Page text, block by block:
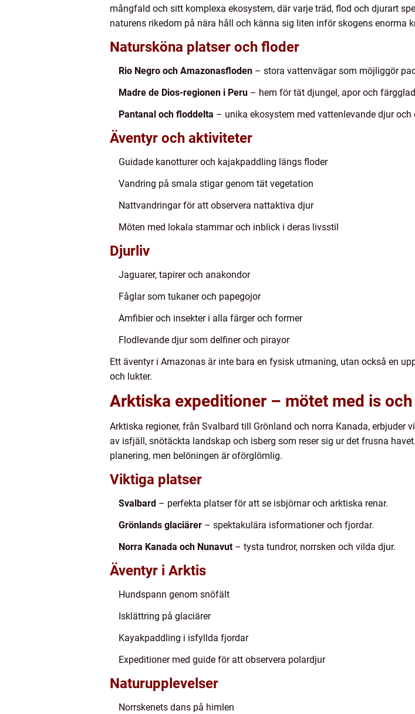
mångfald och sitt komplexa ekosystem, där varje träd, flod och djurart
naturens rikedom på nära håll och känna sig liten inför skogens enorma
Natursköna platser och floder
Rio Negro och Amazonasfloden – stora vattenvägar som möjliggör
Madre de Dios-regionen i Peru – hem för tät djungel, apor och
Pantanal och floddelta – unika ekosystem med vattenlevande djur och
Äventyr och aktiviteter
Guidade kanotturer och kajakpaddling längs floder
Vandring på smala stigar genom tät vegetation
Nattvandringar för att observera nattaktiva djur
Möten med lokala stammar och inblick i deras livsstil
Djurliv
Jaguarer, tapirer och anakondor
Fåglar som tukaner och papegojor
Amfibier och insekter i alla färger och former
Flodlevande djur som delfiner och pirayor
Ett äventyr i Amazonas är inte bara en fysisk utmaning, utan också en
och lukter.
Arktiska expeditioner – mötet med is
Arktiska regioner, från Svalbard till Grönland och norra Kanada,
av isfjäll, snötäckta landskap och isberg som reser sig ur det frusna
planering, men belöningen är oförglömlig.
Viktiga platser
Svalbard – perfekta platser för att se isbjörnar och arktiska renar.
Grönlands glaciärer – spektakulära isformationer och fjordar.
Norra Kanada och Nunavut– tysta tundror, norrsken och vilda djur.
Äventyr i Arktis
Hundspann genom snöfält
Isklättring på glaciärer
Kayakpaddling i isfyllda fjordar
Expeditioner med guide för att observera polardjur
Naturupplevelser
Norrskenets dans på himlen